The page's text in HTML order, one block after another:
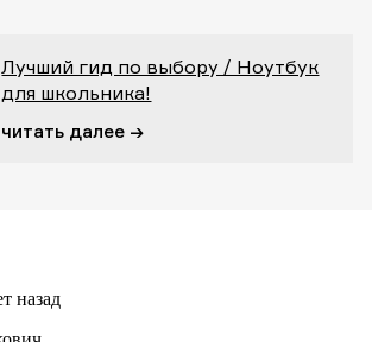
Лучший гид по выбору / Ноутбук
для школьника!
читать далее →